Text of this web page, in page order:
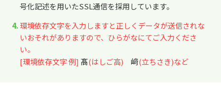
号化記述を用いたSSL通信を採用しています。
環境依存文字を入力しますと正しくデータが送信されな
いおそれがありますので、ひらがなにてご入力くださ
い。
[環境依存文字 例] 髙(はしご高) 﨑(立ちさき)など